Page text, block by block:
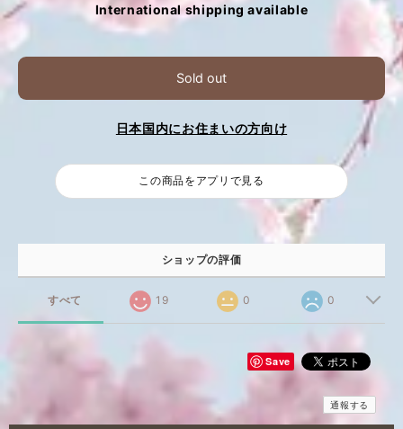
International shipping available
Sold out
日本国内にお住まいの方向け
この商品をアプリで見る
ショップの評価
すべて 19 0 0
Save
通報する